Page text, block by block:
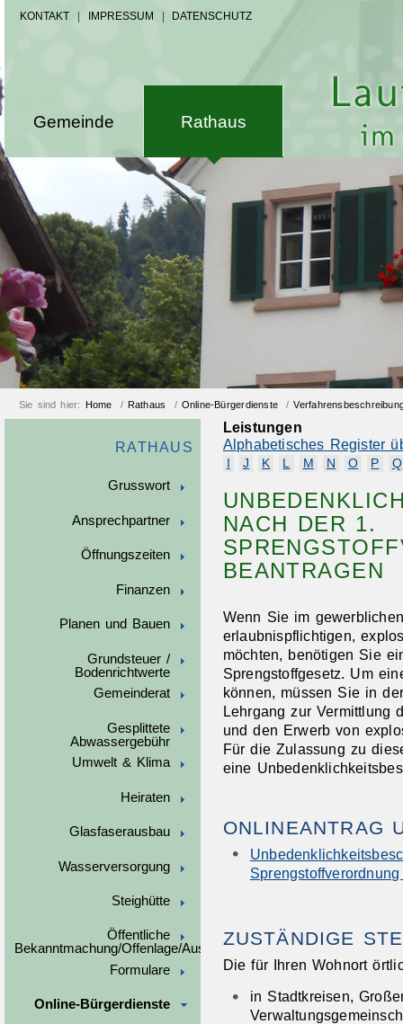
KONTAKT IMPRESSUM DATENSCHUTZ
Gemeinde Rathaus
Sie sind hier: Home / Rathaus / Online-Bürgerdienste /
RATHAUS
Grusswort
Ansprechpartner
Öffnungszeiten
Finanzen
Planen und Bauen
Grundsteuer /
Bodenrichtwerte
Gemeinderat
Gesplittete
Abwassergebühr
Umwelt & Klima
Heiraten
Glasfaserausbau
Wasserversorgung
Steighütte
Öffentliche
Bekanntmachung/Offenlage/Ausschreibungen
Formulare
Online-Bürgerdienste
Leistungen
Alphabetisches Register
J K L M N O P Q
NACH DER 1.
BEANTRAGEN
Wenn Sie im
erlaubnispflichtigen,
möchten, benötigen Sie
Sprengstoffgesetz. Um
können, müssen Sie in
Lehrgang zur Vermittlung
und den Erwerb von
Für die Zulassung zu
eine
ONLINEANTRAG
ZUSTÄNDIGE
Die für Ihren Wohnort
in Stadtkreisen,